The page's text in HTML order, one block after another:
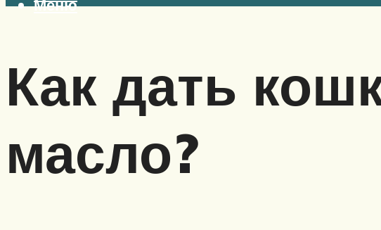
Меню
Как дать
масло?